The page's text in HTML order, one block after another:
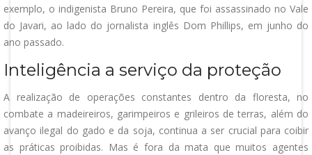
exemplo, o indigenista Bruno Pereira, que foi assassinado no Vale
do Javari, ao lado do jornalista inglês Dom Phillips, em junho do
ano passado.
Inteligência a serviço da proteção
A realização de operações constantes dentro da floresta, no
combate a madeireiros, garimpeiros e grileiros de terras, além do
avanço ilegal do gado e da soja, continua a ser crucial para coibir
as práticas proibidas. Mas é fora da mata que muitos agentes